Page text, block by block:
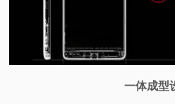
一体成型